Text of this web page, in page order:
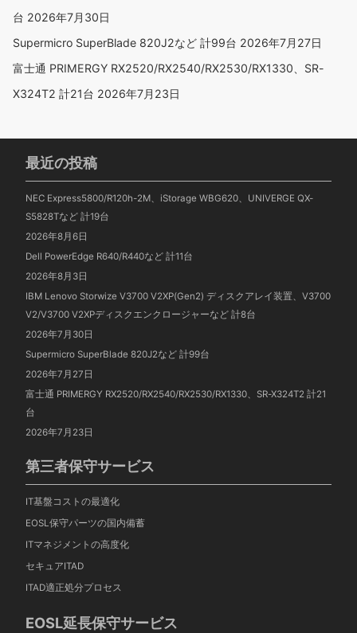
台 2026年7月30日
Supermicro SuperBlade 820J2など 計99台 2026年7月27日
富士通 PRIMERGY RX2520/RX2540/RX2530/RX1330、SR-
X324T2 計21台 2026年7月23日
最近の投稿
NEC Express5800/R120h-2M、iStorage WBG620、UNIVERGE QX-
S5828Tなど 計19台
2026年8月6日
Dell PowerEdge R640/R440など 計11台
2026年8月3日
IBM Lenovo Storwize V3700 V2XP(Gen2) ディスクアレイ装置、V3700
V2/V3700 V2XPディスクエンクロージャーなど 計8台
2026年7月30日
Supermicro SuperBlade 820J2など 計99台
2026年7月27日
富士通 PRIMERGY RX2520/RX2540/RX2530/RX1330、SR-X324T2 計21
台
2026年7月23日
第三者保守サービス
IT基盤コストの最適化
EOSL保守パーツの国内備蓄
ITマネジメントの高度化
セキュアITAD
ITAD適正処分プロセス
EOSL延長保守サービス